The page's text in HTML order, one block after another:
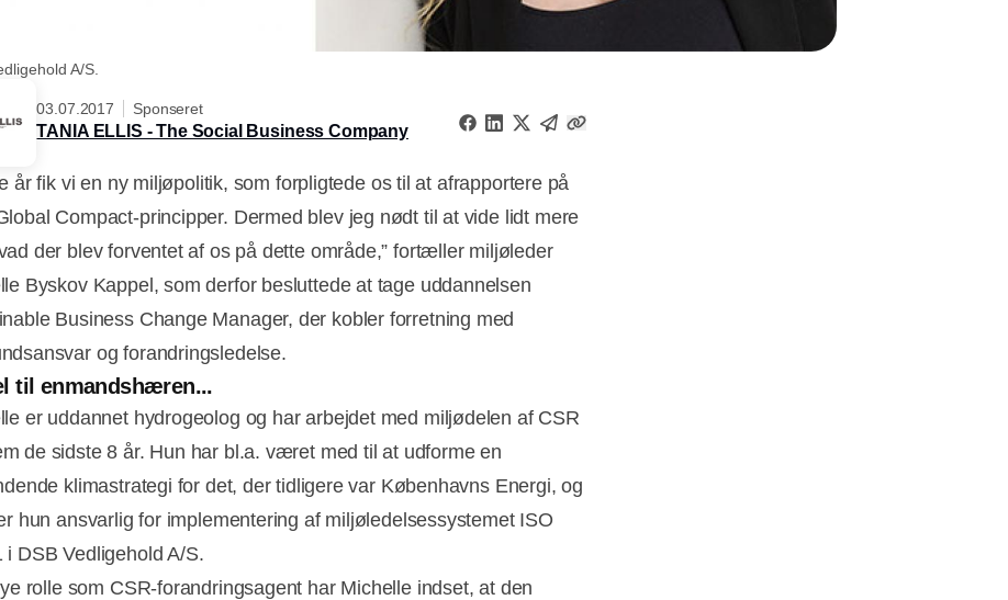
A/S.
03.07.2017 Sponseret
TANIA ELLIS - The Social Business Company
år fik vi en ny miljøpolitik, som forpligtede os til at afrapportere på
Compact-principper. Dermed blev jeg nødt til at vide lidt mere
der blev forventet af os på dette område,” fortæller miljøleder
Byskov Kappel, som derfor besluttede at tage uddannelsen
Business Change Manager, der kobler forretning med
og forandringsledelse.
til enmandshæren...
er uddannet hydrogeolog og har arbejdet med miljødelen af CSR
de sidste 8 år. Hun har bl.a. været med til at udforme en
klimastrategi for det, der tidligere var Københavns Energi, og
hun ansvarlig for implementering af miljøledelsessystemet ISO
i DSB Vedligehold A/S.
rolle som CSR-forandringsagent har Michelle indset, at den